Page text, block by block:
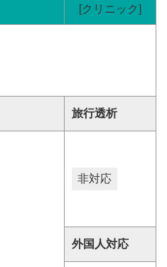
[クリニック]
旅行透析
非対応
外国人対応